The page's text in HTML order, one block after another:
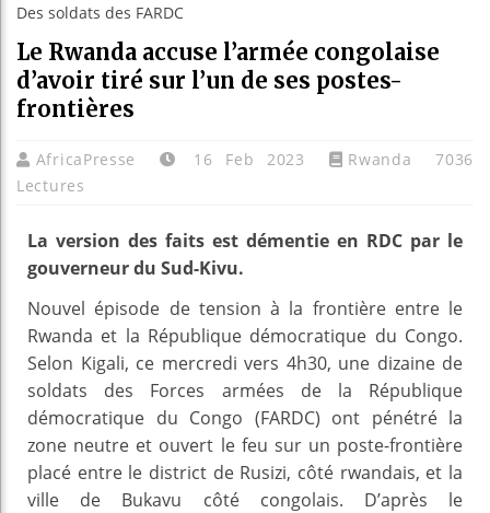
Des soldats des FARDC
Le Rwanda accuse l’armée congolaise
d’avoir tiré sur l’un de ses postes-
frontières
AfricaPresse 16 Feb 2023 Rwanda
7036
Lectures
La version des faits est démentie en RDC par le
gouverneur du Sud-Kivu.
Nouvel épisode de tension à la frontière entre le
Rwanda et la République démocratique du Congo.
Selon Kigali, ce mercredi vers 4h30, une dizaine de
soldats des Forces armées de la République
démocratique du Congo (FARDC) ont pénétré la
zone neutre et ouvert le feu sur un poste-frontière
placé entre le district de Rusizi, côté rwandais, et la
ville de Bukavu côté congolais. D’après le